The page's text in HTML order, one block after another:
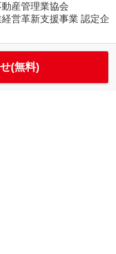
動産管理業協会
営革新支援事業 認定企
(無料)